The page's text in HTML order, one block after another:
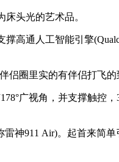
头光的艺术品。
高通人工智能引擎
圈里实的有伴侣打飞的
广视角，并支撑触控，
911 Air)。起首来简单